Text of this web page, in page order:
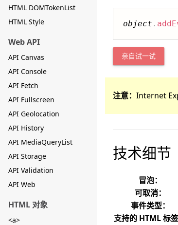
HTML DOMTokenList
HTML Style
Web API
API Canvas
API Console
API Fetch
API Fullscreen
API Geolocation
API History
API MediaQueryList
API Storage
API Validation
API Web
HTML 对象
<a>
object .
亲自试一试
注意： Internet
技术细节
冒泡：
可取消：
事件类型：
支持的 HTML 标签